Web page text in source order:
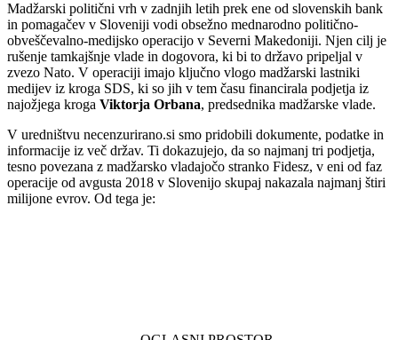
Madžarski politični vrh v zadnjih letih prek ene od slovenskih bank
in pomagačev v Sloveniji vodi obsežno mednarodno politično-
obveščevalno-medijsko operacijo v Severni Makedoniji. Njen cilj je
rušenje tamkajšnje vlade in dogovora, ki bi to državo pripeljal v
zvezo Nato. V operaciji imajo ključno vlogo madžarski lastniki
medijev iz kroga SDS, ki so jih v tem času financirala podjetja iz
najožjega kroga Viktorja Orbana, predsednika madžarske vlade.
V uredništvu necenzurirano.si smo pridobili dokumente, podatke in
informacije iz več držav. Ti dokazujejo, da so najmanj tri podjetja,
tesno povezana z madžarsko vladajočo stranko Fidesz, v eni od faz
operacije od avgusta 2018 v Slovenijo skupaj nakazala najmanj štiri
milijone evrov. Od tega je: